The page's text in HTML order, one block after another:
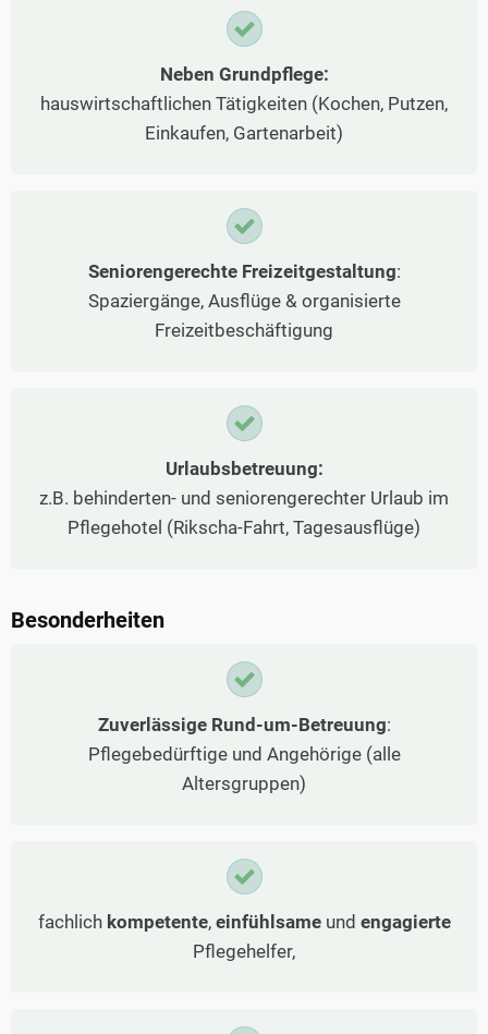
Neben Grundpflege:
hauswirtschaftlichen Tätigkeiten (Kochen, Putzen,
Einkaufen, Gartenarbeit)
Seniorengerechte Freizeitgestaltung:
Spaziergänge, Ausflüge & organisierte
Freizeitbeschäftigung
Urlaubsbetreuung:
z.B. behinderten- und seniorengerechter Urlaub im
Pflegehotel (Rikscha-Fahrt, Tagesausflüge)
Besonderheiten
Zuverlässige Rund-um-Betreuung:
Pflegebedürftige und Angehörige (alle
Altersgruppen)
fachlich kompetente, einfühlsameund engagierte
Pflegehelfer,